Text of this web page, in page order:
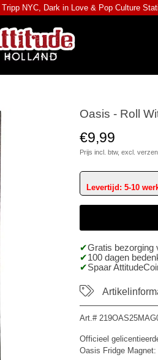
Tripp NYC, Dark in Love & Pop Culture
Oasis - Roll
€9,99
Prijs incl. btw, excl.
Levertijd: 5-10
Gratis bezorging
100 dagen
Spaar
Art.#
Officieel
Oasis Fridge